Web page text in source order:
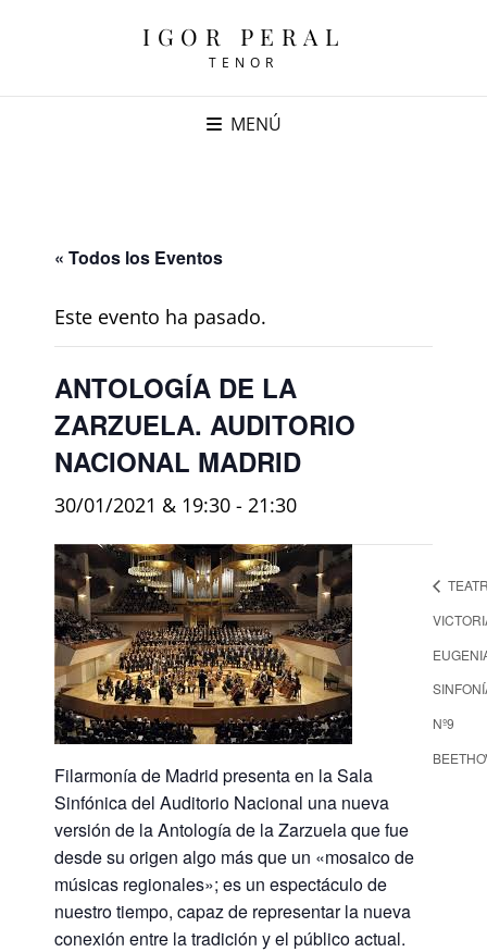
IGOR PERAL
TENOR
MENÚ
« Todos los Eventos
Este evento ha pasado.
ANTOLOGÍA DE LA
ZARZUELA. AUDITORIO
NACIONAL MADRID
30/01/2021 & 19:30 - 21:30
Filarmonía de Madrid presenta en la Sala
Sinfónica del Auditorio Nacional una nueva
versión de la Antología de la Zarzuela que fue
desde su origen algo más que un «mosaico de
músicas regionales»; es un espectáculo de
nuestro tiempo, capaz de representar la nueva
conexión entre la tradición y el público actual.
Nº9